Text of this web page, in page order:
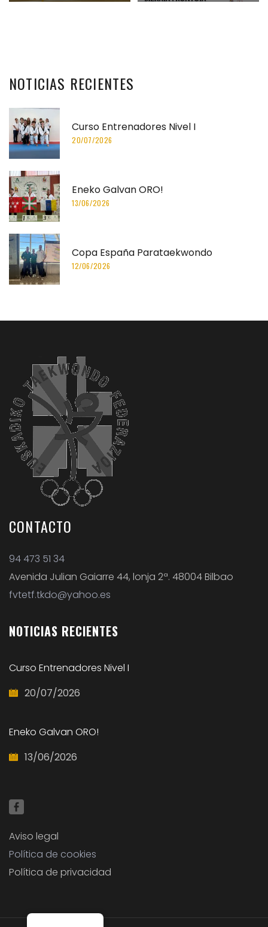
NOTICIAS RECIENTES
Curso Entrenadores Nivel I
20/07/2026
Eneko Galvan ORO!
13/06/2026
Copa España Parataekwondo
12/06/2026
CONTACTO
94 473 51 34
Avenida Julian Gaiarre 44, lonja 2ª. 48004 Bilbao
fvtetf.tkdo@yahoo.es
NOTICIAS RECIENTES
Curso Entrenadores Nivel I
20/07/2026
Eneko Galvan ORO!
13/06/2026
Aviso legal
Política de cookies
Política de privacidad